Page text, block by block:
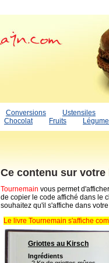
Conversions
Ustensiles
Chocolat Fruits
Ce contenu sur votre
Tournemain vous permet
de copier le code affiché dans le
souhaitez qu'il s'affiche dans
Le livre Tournemain s'affiche